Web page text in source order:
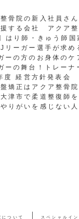
骨院の新入社員さ
する会社 アクア
はり師・きゅう師国
リーガー選手が求め
ーの方のお身体のケ
ーの舞台！トレーナ
度 経営方針発表会
矯正はアクア整骨
津市で柔道整復師
りがいを感じない
ついて スペシャルイ